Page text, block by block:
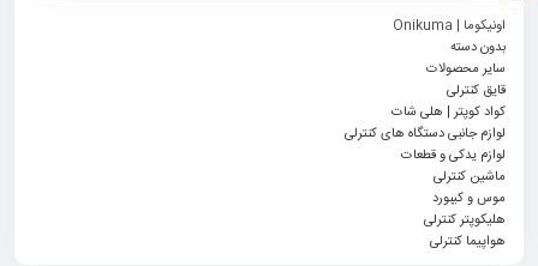
اونیکوما | Onikuma
بدون دسته
سایر محصولات
قایق کنترلی
کواد کوپتر | هلی شات
لوازم جانبی دستگاه های کنترلی
لوازم یدکی و قطعات
ماشین کنترلی
موس و کیبورد
هلیکوپتر کنترلی
هواپیما کنترلی